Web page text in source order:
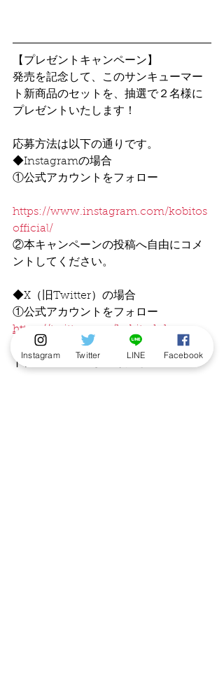
【プレゼントキャンペーン】
発売を記念して、このサンキューマー
ト新商品のセットを、抽選で２名様に
プレゼントいたします！
応募方法は以下の通りです。
◆Instagramの場合
①公式アカウントをフォロー
https://www.instagram.com/kobitos
official/
②本キャンペーンの投稿へ自由にコメ
ントしてください。
◆X（旧Twitter）の場合
①公式アカウントをフォロー
https://twitter.com/kobitodukan
②本キャンペーンの投稿を引用リポス
トにてコメントしてください。
Instagram Twitter LINE Facebook